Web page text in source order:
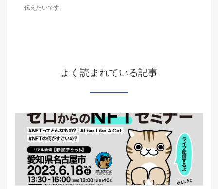
伝えたいです。
よく読まれている記事